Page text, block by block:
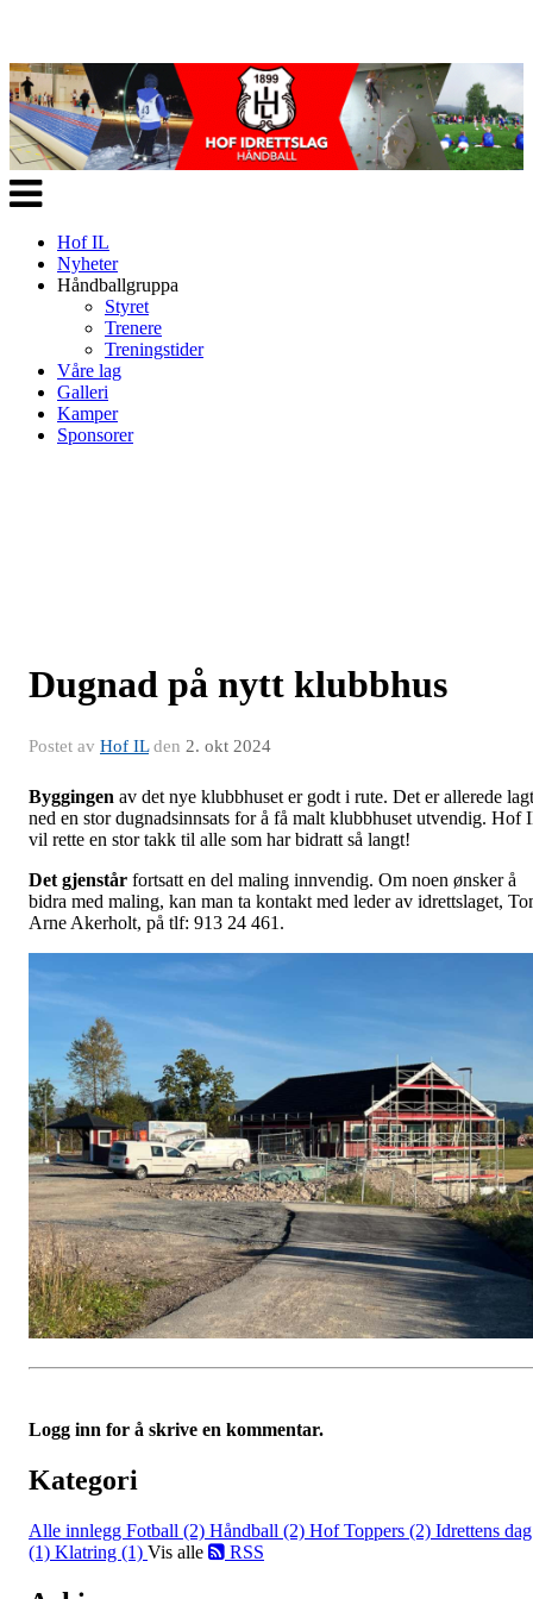
Veksle
navigasjon
Hof IL
Nyheter
Håndballgruppa
Styret
Trenere
Treningstider
Våre lag
Galleri
Kamper
Sponsorer
Dugnad på nytt klubbhus
Postet av Hof ILden 2. okt 2024
Byggingen av det nye klubbhuset er godt i rute. Det er allerede lagt
ned en stor dugnadsinnsats for å få malt klubbhuset utvendig. Hof
vil rette en stor takk til alle som har bidratt så langt!
Det gjenstår fortsatt en del maling innvendig. Om noen ønsker å
bidra med maling, kan man ta kontakt med leder av idrettslaget,
Arne Akerholt, på tlf: 913 24 461.
Logg inn for å skrive en kommentar.
Kategori
Alle innlegg Fotball (2) Håndball (2) Hof Toppers (2) Idrettens dag
(1) Klatring (1) Vis alle RSS